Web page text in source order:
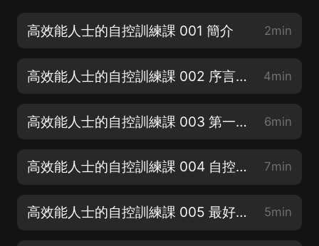
高效能人士的自控訓練課 001 簡介 2min
高效能人士的自控訓練課 002 序言：高效能，你也行 4min
高效能人士的自控訓練課 003 第一章 自控既是意志的表現，也是情緒智力的表現 6min
高效能人士的自控訓練課 004 自控力：意志力與習慣的博弈 7min
高效能人士的自控訓練課 005 最好的意志力就是變強制為自發（上） 5min